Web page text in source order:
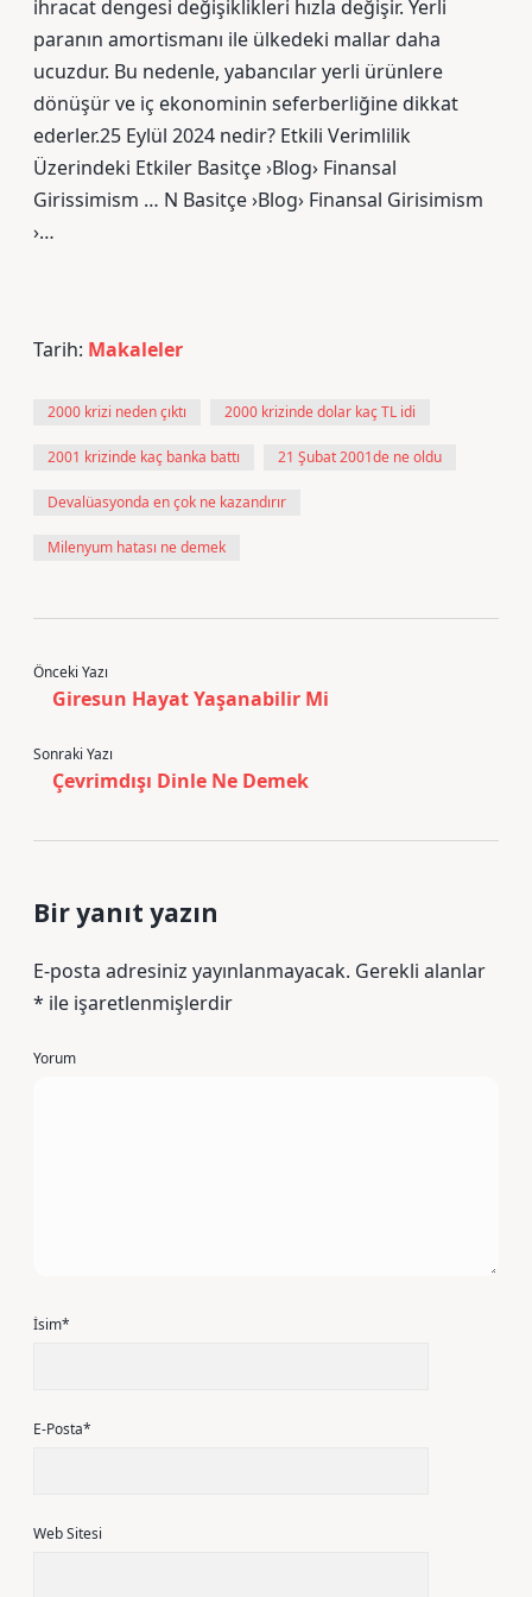
ihracat dengesi değişiklikleri hızla değişir. Yerli
paranın amortismanı ile ülkedeki mallar daha
ucuzdur. Bu nedenle, yabancılar yerli ürünlere
dönüşür ve iç ekonominin seferberliğine dikkat
ederler.25 Eylül 2024 nedir? Etkili Verimlilik
Üzerindeki Etkiler Basitçe ›Blog› Finansal
Girissimism … N Basitçe ›Blog› Finansal Girisimism
›…
Tarih: Makaleler
2000 krizi neden çıktı 2000 krizinde dolar kaç TL idi
2001 krizinde kaç banka battı 21 Şubat 2001de ne oldu
Devalüasyonda en çok ne kazandırır
Milenyum hatası ne demek
Önceki Yazı
Giresun Hayat Yaşanabilir Mi
Sonraki Yazı
Çevrimdışı Dinle Ne Demek
Bir yanıt yazın
E-posta adresiniz yayınlanmayacak. Gerekli alanlar
* ile işaretlenmişlerdir
Yorum
İsim*
E-Posta*
Web Sitesi